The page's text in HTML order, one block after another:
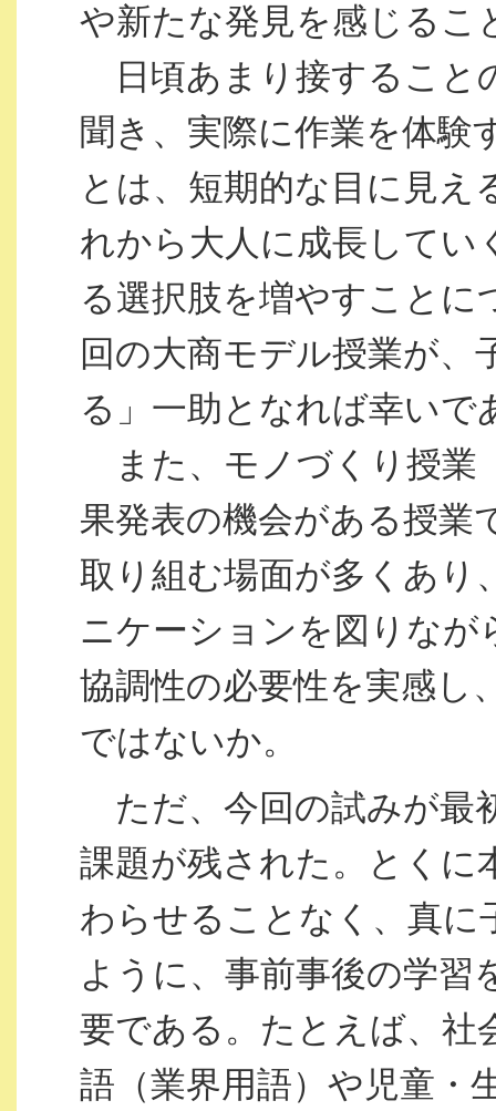
や新たな発見を感じるこ
日頃あまり接すること
聞き、実際に作業を体験
とは、短期的な目に見
れから大人に成長してい
る選択肢を増やすこと
回の大商モデル授業が、
る」一助となれば幸いで
また、モノづくり授業
果発表の機会がある授業
取り組む場面が多くあり
ニケーションを図りな
協調性の必要性を実感し
ではないか。
ただ、今回の試みが最
課題が残された。とくに
わらせることなく、真に
ように、事前事後の学習
要である。たとえば、社
語（業界用語）や児童・